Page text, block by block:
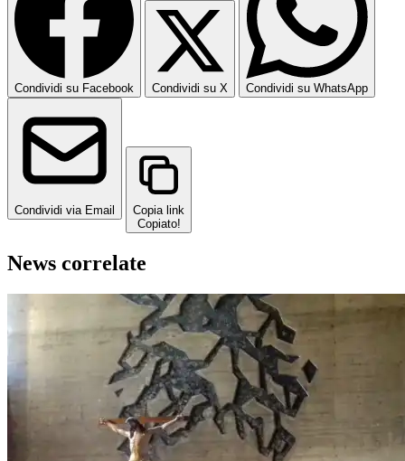
Condividi su Facebook Condividi su X Condividi su WhatsApp
Condividi via Email
Copia link
Copiato!
News correlate